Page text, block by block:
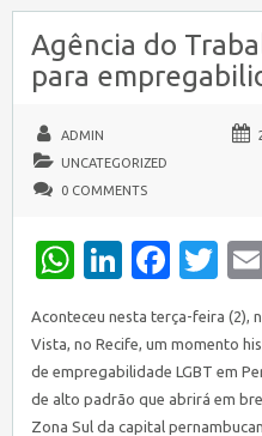
Agência do
para
ADMIN
UNCATEGORIZED
0 COMMENTS
WhatsApp
LinkedIn
Aconteceu nesta terça-feira (2),
Vista, no Recife, um momento
de empregabilidade LGBT em
de alto padrão que abrirá em
Zona Sul da capital